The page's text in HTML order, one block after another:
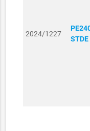
2024/1227
STDE